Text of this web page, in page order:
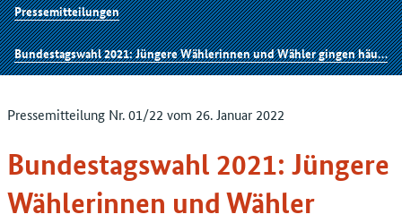
Pressemitteilungen
Bundestagswahl 2021: Jüngere Wählerinnen und Wähler gingen häufiger zur Wahl
Pressemitteilung Nr. 01/22 vom 26. Januar 2022
Bundestagswahl 2021: Jüngere
Wählerinnen und Wähler